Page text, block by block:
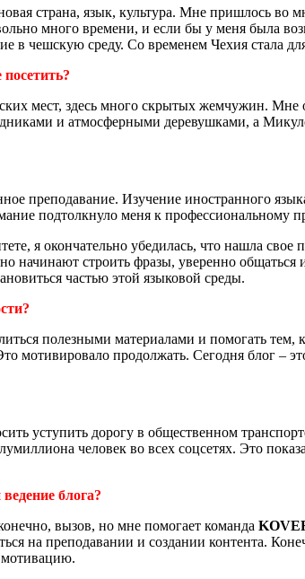
страна, язык, культура. Мне пришлось во
много времени, и если бы у меня была
в чешскую среду. Со временем Чехия стала
мест, здесь много скрытых жемчужин.
и атмосферными деревушками, а
преподавание. Изучение иностранного
подтолкнуло меня к профессиональному
я окончательно убедилась, что нашла
начинают строить фразы, уверенно
частью этой языковой среды.
полезными материалами и помогать тем,
мотивировало продолжать. Сегодня блог –
уступить дорогу в общественном
человек во всех соцсетях. Это
блога?
вызов, но мне помогает команда
на преподавании и создании контента.